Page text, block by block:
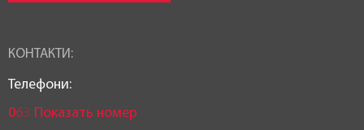
КОНТАКТИ:
Телефони:
063 Показать номер